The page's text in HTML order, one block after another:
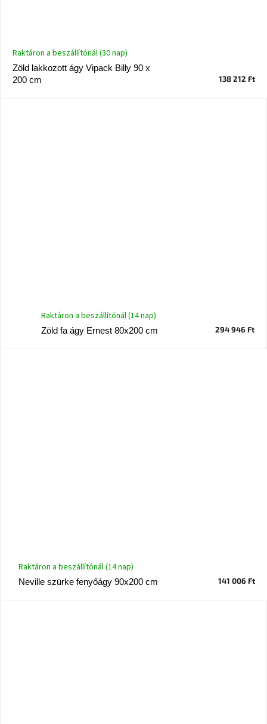
Zöld lakkozott ágy Vipack Billy 90 x
200 cm
Raktáron a beszállítónál (30 nap)
138 212 Ft
Zöld fa ágy Ernest 80x200 cm
Raktáron a beszállítónál (14 nap)
294 946 Ft
Neville szürke fenyőágy 90x200 cm
Raktáron a beszállítónál (14 nap)
141 006 Ft